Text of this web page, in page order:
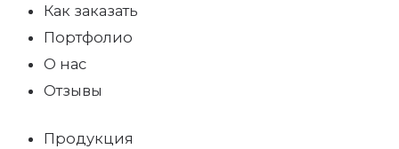
Как заказать
Портфолио
О нас
Отзывы
Продукция